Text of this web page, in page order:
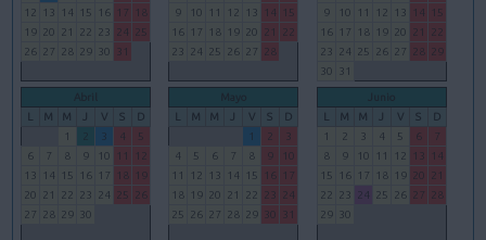
12
13 14 15 16 17
18
19
20 21 22 23 24
25
26
27 28 29 30 31
9
10 11 12 13 14
15
16
17 18 19 20 21
22
23
24 25 26 27 28
9
10 11 12 13 14
15
16
17 18 19 20 21
22
23
24 25 26 27 28
29
30
31
M M V S
D
1
3 4
5
6
7 8 9 10 11
12
13
14 15 16 17 18
19
20
21 22 23 24 25
26
27
28 29 30
M M V S
D
1
2
3
4
5 6 7 8 9
10
11
12 13 14 15 16
17
18
19 20 21 22 23
24
25
26 27 28 29 30 31
M M V S
D
1
2 3 4 5 6
7
8
9 10 11 12 13
14
15
16 17 18 19 20
21
22
23 24 25 26 27
28
29
30